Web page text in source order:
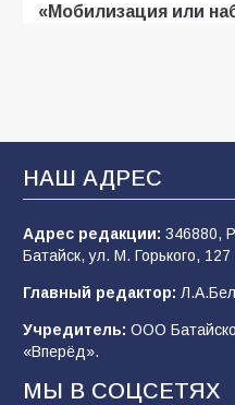
«Мобилизация или
В Батайске
103 04.08.2026
Будет ли
после выборов: в
103 06.08.2026
НАШ АДРЕС
Адрес редакции: 346880,
Батайск, ул. М. Горького, 127
Главный редактор:
Учредитель: ООО
«Вперёд».
МЫ В СОЦСЕТЯХ